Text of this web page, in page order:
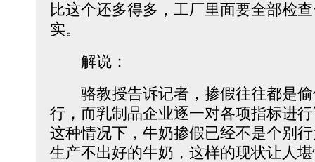
比这个还多得多，工厂里面要全部检
实。
解说：
骆教授告诉记者，掺假往往都是偷
行，而乳制品企业逐一对各项指标进
这种情况下，牛奶掺假已经不是个别
生产不出好的牛奶，这样的现状让人